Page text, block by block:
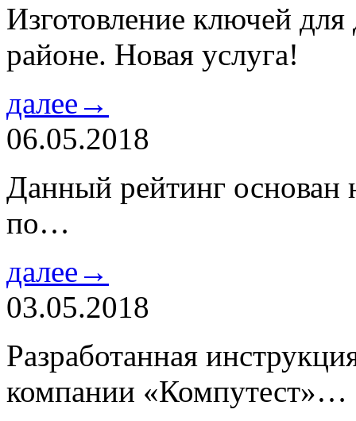
Изготовление ключей
районе. Новая услуга!
далее→
06.05.2018
Данный рейтинг основан
по…
далее→
03.05.2018
Разработанная
компании «Компутест»…